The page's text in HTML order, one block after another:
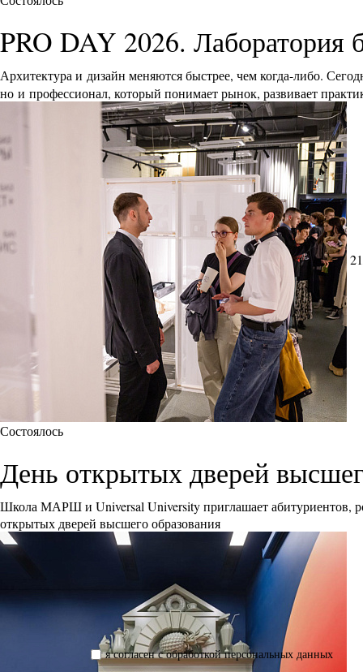
я согласен с обработкой персональных данных
PRO DAY 2026. Лаборатория
Архитектура и дизайн меняются быстрее, чем когда-либо.
но и профессионал, который понимает рынок, развивает
Состоялось
День открытых дверей
Школа МАРШ и Universal University приглашает абитуриентов,
открытых дверей высшего образования